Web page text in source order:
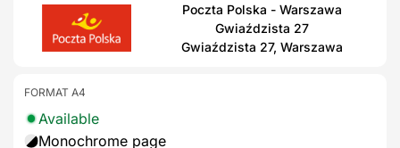
Poczta Polska - Warszawa
Gwiaździsta 27
Gwiaździsta 27, Warszawa
FORMAT A4
Available
Monochrome page